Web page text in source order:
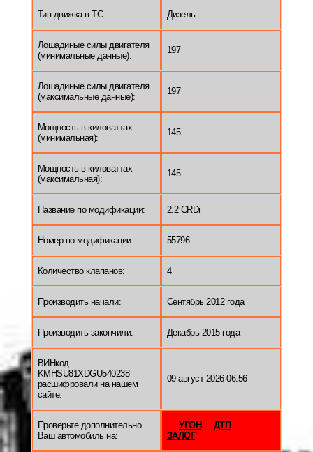
Тип движка в ТС: Дизель
Лошадиные силы двигателя
(минимальные данные):
197
Лошадиные силы двигателя
(максимальные данные):
197
Мощность в киловаттах
(минимальная):
145
Мощность в киловаттах
(максимальная):
145
Название по модификации: 2.2 CRDi
Номер по модификации: 55796
Количество клапанов: 4
Производить начали: Сентябрь 2012 года
Производить закончили: Декабрь 2015 года
ВИНкод
KMHSU81XDGU540238
расшифровали на нашем
сайте:
09 август 2026 06:56
Проверьте дополнительно
Ваш автомобиль на:
УГОН
ДТП
ЗАЛОГ